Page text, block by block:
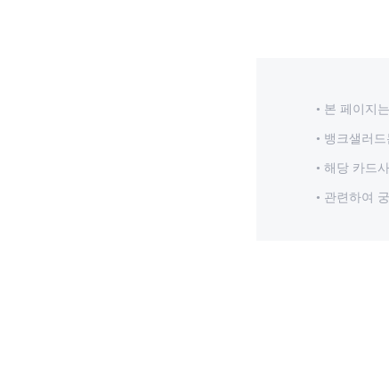
본 페이지
뱅크샐러
해당 카드
관련하여